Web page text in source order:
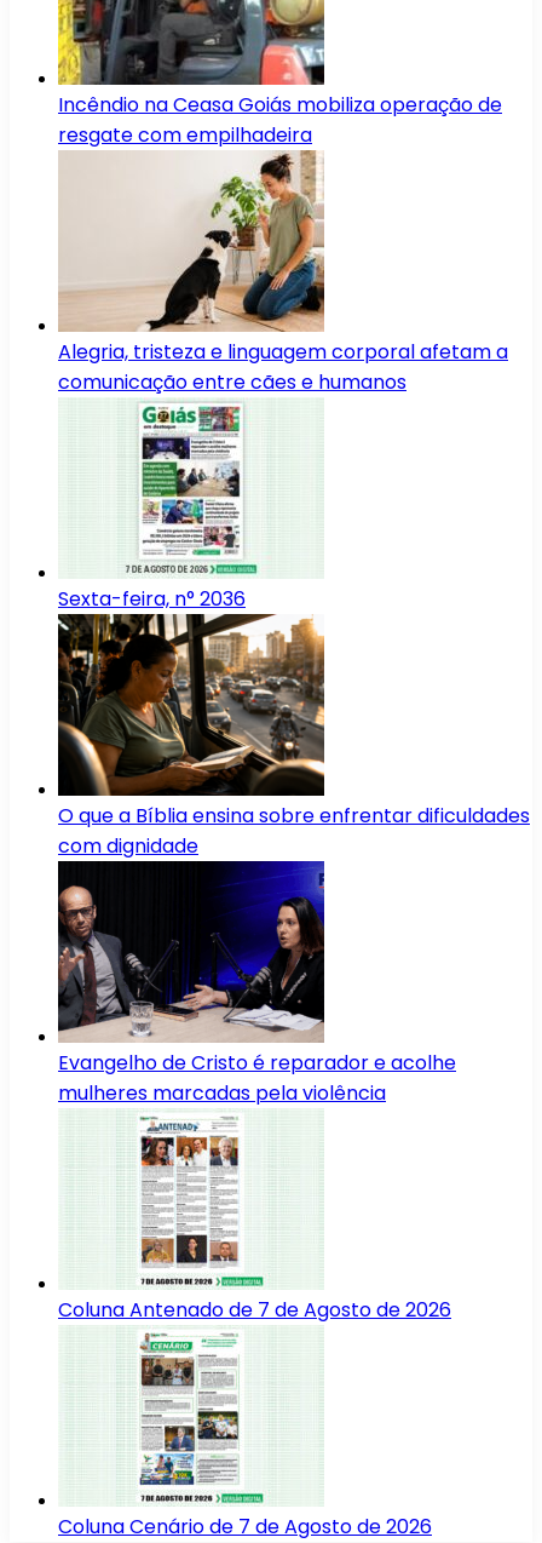
Incêndio na Ceasa Goiás mobiliza operação de
resgate com empilhadeira
Alegria, tristeza e linguagem corporal afetam a
comunicação entre cães e humanos
Sexta-feira, n° 2036
O que a Bíblia ensina sobre enfrentar dificuldades
com dignidade
Evangelho de Cristo é reparador e acolhe
mulheres marcadas pela violência
Coluna Antenado de 7 de Agosto de 2026
Coluna Cenário de 7 de Agosto de 2026